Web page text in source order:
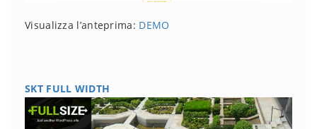
Visualizza l’anteprima: DEMO
SKT FULL WIDTH